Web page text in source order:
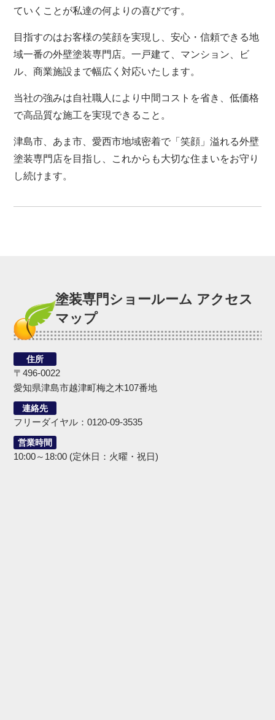
ていくことが私達の何よりの喜びです。
目指すのはお客様の笑顔を実現し、安心・信頼できる地
域一番の外壁塗装専門店。一戸建て、マンション、ビ
ル、商業施設まで幅広く対応いたします。
当社の強みは自社職人により中間コストを省き、低価格
で高品質な施工を実現できること。
津島市、あま市、愛西市地域密着で「笑顔」溢れる外壁
塗装専門店を目指し、これからも大切な住まいをお守り
し続けます。
塗装専門ショールーム アクセス
マップ
住所
〒496-0022
愛知県津島市越津町梅之木107番地
連絡先
フリーダイヤル：0120-09-3535
営業時間
10:00～18:00 (定休日：火曜・祝日)